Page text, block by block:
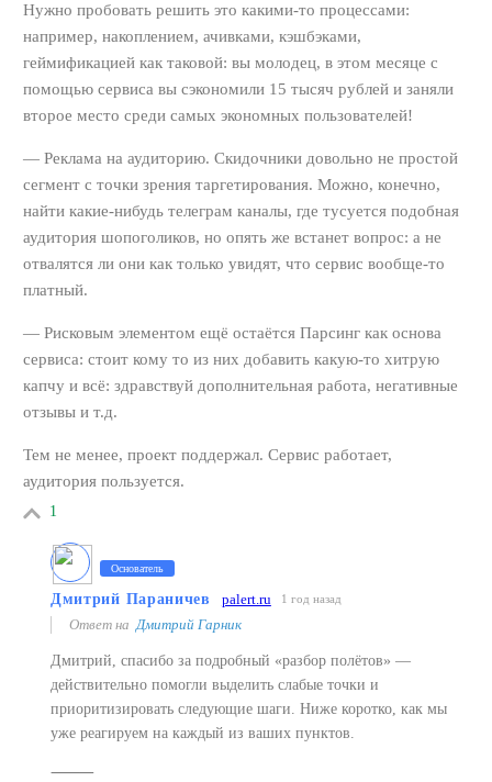
Нужно пробовать решить это какими-то процессами:
например, накоплением, ачивками, кэшбэками,
геймификацией как таковой: вы молодец, в этом месяце с
помощью сервиса вы сэкономили 15 тысяч рублей и заняли
второе место среди самых экономных пользователей!
— Реклама на аудиторию. Скидочники довольно не простой
сегмент с точки зрения таргетирования. Можно, конечно,
найти какие-нибудь телеграм каналы, где тусуется подобная
аудитория шопоголиков, но опять же встанет вопрос: а не
отвалятся ли они как только увидят, что сервис вообще-то
платный.
— Рисковым элементом ещё остаётся Парсинг как основа
сервиса: стоит кому то из них добавить какую-то хитрую
капчу и всё: здравствуй дополнительная работа, негативные
отзывы и т.д.
Тем не менее, проект поддержал. Сервис работает,
аудитория пользуется.
1
Основатель
Дмитрий Параничев palert.ru 1 год назад
Ответ наДмитрий Гарник
Дмитрий, спасибо за подробный «разбор полётов» —
действительно помогли выделить слабые точки и
приоритизировать следующие шаги. Ниже коротко, как мы
уже реагируем на каждый из ваших пунктов.
⸻